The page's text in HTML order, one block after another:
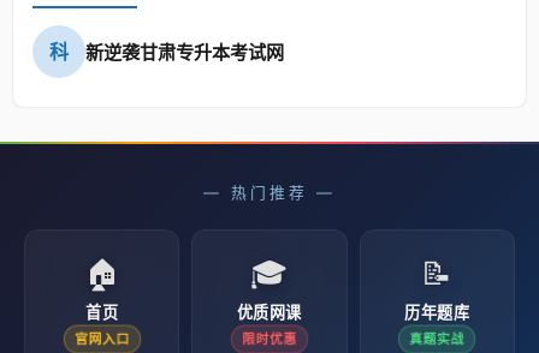
科 新逆袭甘肃专升本考试网
— 热门推荐 —
🏠
首页
官网入口
🎓
优质网课
限时优惠
📝
历年题库
真题实战